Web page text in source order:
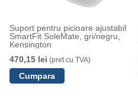
Suport pentru picioare ajustabil
SmartFit SoleMate, gri/negru,
Kensington
470,15 lei (pret cu TVA)